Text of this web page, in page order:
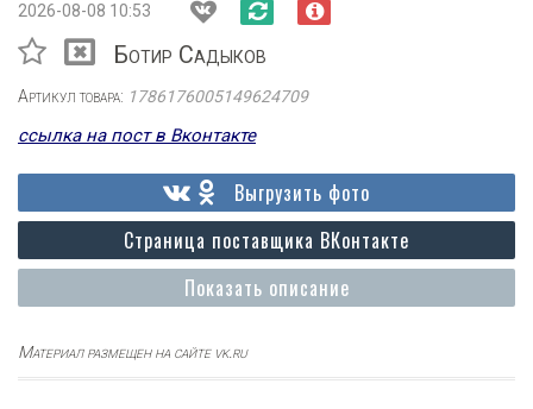
2026-08-08 10:53
Ботир Садыков
Артикул товара: 1786176005149624709
ссылка на пост в Вконтакте
Показать описание
Страница поставщика ВКонтакте
Выгрузить фото
Материал размещен на сайте vk.ru